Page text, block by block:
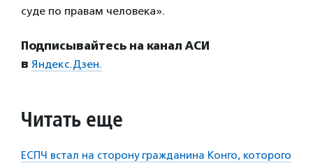
суде по правам человека».
Подписывайтесь на канал АСИ
в Яндекс.Дзен.
Читать еще
ЕСПЧ встал на сторону гражданина Конго, которого